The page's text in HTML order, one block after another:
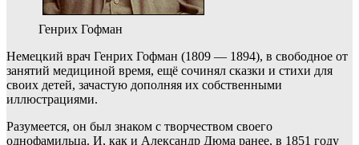
Генрих Гофман
Немецкий врач Генрих Гофман (1809 — 1894), в свободное от
занятий медициной время, ещё сочинял сказки и стихи для
своих детей, зачастую дополняя их собственными
иллюстрациями.
Разумеется, он был знаком с творчеством своего
однофамильца. И, как и Александр Дюма ранее, в 1851 году